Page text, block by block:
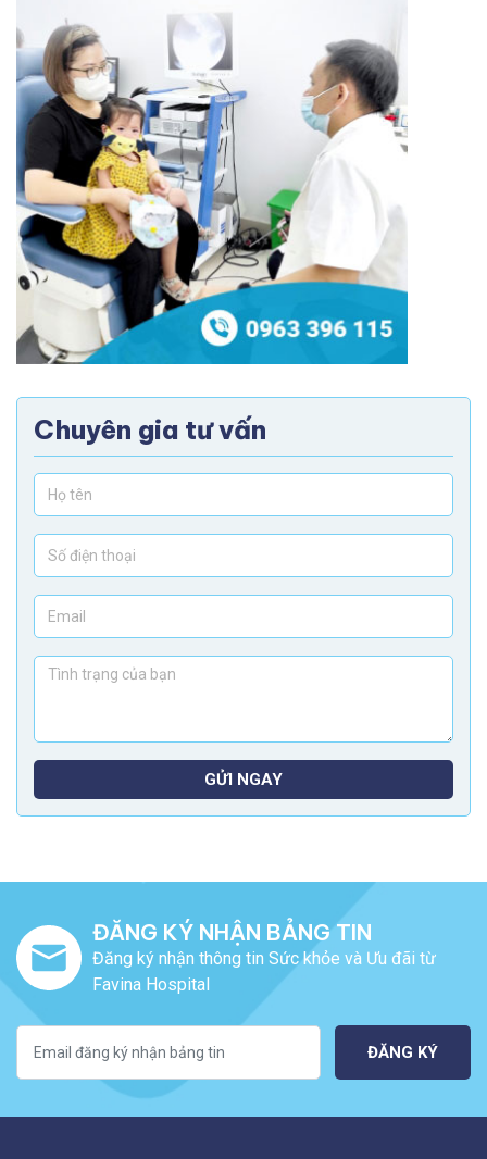
Chuyên gia tư vấn
GỬI NGAY
ĐĂNG KÝ NHẬN BẢNG TIN
Đăng ký nhận thông tin Sức khỏe và Ưu đãi từ
Favina Hospital
ĐĂNG KÝ